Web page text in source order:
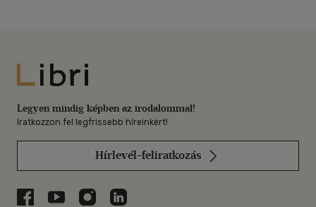
Libri
Legyen mindig képben az irodalommal!
Iratkozzon fel legfrissebb híreinkért!
Hírlevél-feliratkozás
Libri a Facebookon
Libri a Youtube-on
Libri az Instagramon
Libri a LinkedInen